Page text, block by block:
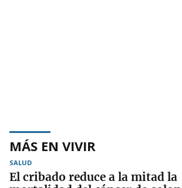
MÁS EN VIVIR
SALUD
El cribado reduce a la mitad la